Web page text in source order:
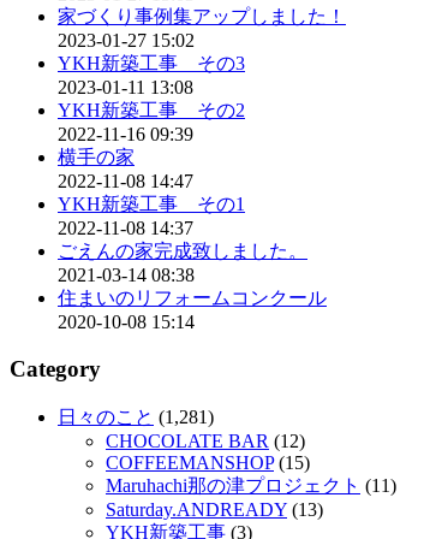
家づくり事例集アップしました！
2023-01-27 15:02
YKH新築工事 その3
2023-01-11 13:08
YKH新築工事 その2
2022-11-16 09:39
横手の家
2022-11-08 14:47
YKH新築工事 その1
2022-11-08 14:37
ごえんの家完成致しました。
2021-03-14 08:38
住まいのリフォームコンクール
2020-10-08 15:14
Category
日々のこと (1,281)
CHOCOLATE BAR (12)
COFFEEMANSHOP(15)
Maruhachi那の津プロジェクト (11)
Saturday.ANDREADY (13)
YKH新築工事 (3)